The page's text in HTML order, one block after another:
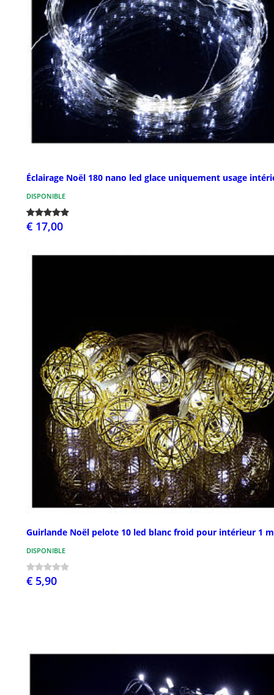
Éclairage Noël 180 nano led glace uniquement usage
DISPONIBLE
€ 17,00
Guirlande Noël pelote 10 led blanc froid pour intérieur 1 m
DISPONIBLE
€ 5,90